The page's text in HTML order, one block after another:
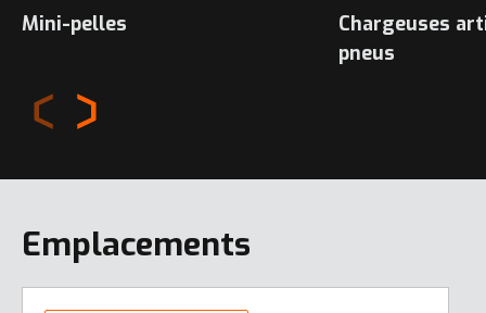
Mini-pelles
Chargeuses
pneus
Emplacements